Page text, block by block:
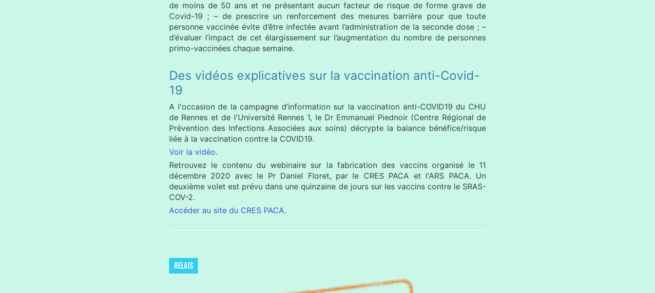
de moins de 50 ans et ne présentant aucun facteur de risque de forme grave de
Covid-19 ; – de prescrire un renforcement des mesures barrière pour que toute
personne vaccinée évite d’être infectée avant l’administration de la seconde dose ; –
d’évaluer l’impact de cet élargissement sur l’augmentation du nombre de personnes
primo-vaccinées chaque semaine.
Des vidéos explicatives sur la vaccination anti-Covid-
19
A l'occasion de la campagne d’information sur la vaccination anti-COVID19 du CHU
de Rennes et de l'Université Rennes 1, le Dr Emmanuel Piednoir (Centre Régional de
Prévention des Infections Associées aux soins) décrypte la balance bénéfice/risque
liée à la vaccination contre la COVID19.
Voir la vidéo.
Retrouvez le contenu du webinaire sur la fabrication des vaccins organisé le 11
décembre 2020 avec le Pr Daniel Floret, par le CRES PACA et l'ARS PACA. Un
deuxième volet est prévu dans une quinzaine de jours sur les vaccins contre le SRAS-
COV-2.
Accéder au site du CRES PACA.
RELAIS